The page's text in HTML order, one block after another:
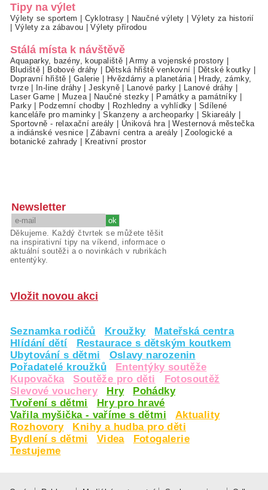
Tipy na výlet
Výlety se sportem Cyklotrasy Naučné výlety
Výlety za historií
Výlety za zábavou |Výlety přírodou
Stálá místa k návštěvě
Aquaparky, bazény, koupaliště |Army a vojenské prostory
Bludiště
Bobové dráhy Dětská hřiště venkovní Dětské koutky
Dopravní hřiště
Galerie Hvězdárny a planetária
Hrady, zámky,
tvrze| In-line dráhy |Jeskyně| Lanové parky Lanové dráhy
Laser Game
Muzea| Naučné stezky Památky a památníky
Parky| Podzemní chodby Rozhledny a vyhlídky
Sdílené
kanceláře pro maminky |Skanzeny a archeoparky Skiareály
Sportovně - relaxační areály
Úniková hra |Westernová městečka
a indiánské vesnice |Zábavní centra a areály |Zoologické a
botanické zahrady
Kreativní prostor
Newsletter
Děkujeme. Každý čtvrtek se můžete těšit
na inspirativní tipy na víkend, informace o
aktuální soutěži a o novinkách v rubrikách
ententýky.
Vložit novou akci
Seznamka rodičů Kroužky
Mateřská centra
Hlídání dětí
Restaurace s dětským koutkem
Ubytování s dětmi
Oslavy narozenin
Pořadatelé kroužků
Ententýky soutěže
Kupovačka
Soutěže pro děti
Fotosoutěž
Slevové vouchery
Hry
Pohádky
Tvoření s dětmi
Hry pro hravé
Vařila myšička - vaříme s dětmi
Aktuality
Rozhovory
Knihy a hudba pro děti
Bydlení s dětmi
Videa
Fotogalerie
Testujeme